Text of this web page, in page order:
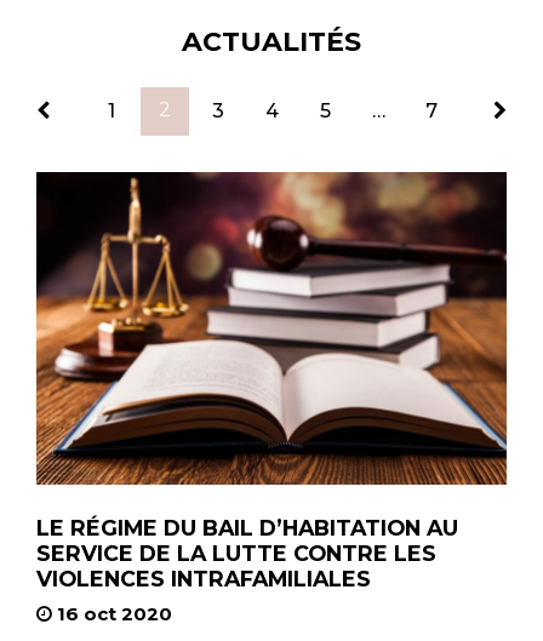
ACTUALITÉS
1 2 3 4 5 … 7
LE RÉGIME DU BAIL D’HABITATION AU
SERVICE DE LA LUTTE CONTRE LES
VIOLENCES INTRAFAMILIALES
16 oct 2020